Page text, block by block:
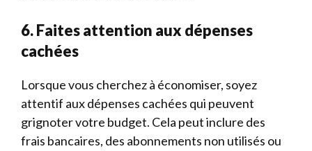
6. Faites attention aux dépenses
cachées
Lorsque vous cherchez à économiser, soyez
attentif aux dépenses cachées qui peuvent
grignoter votre budget. Cela peut inclure des
frais bancaires, des abonnements non utilisés ou